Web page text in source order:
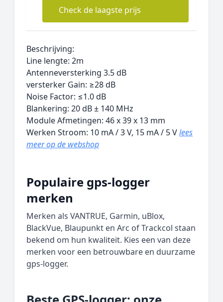
Check de laagste prijs
Beschrijving:
Line lengte: 2m
Antenneversterking 3.5 dB
versterker Gain: ≥28 dB
Noise Factor: ≤1.0 dB
Blankering: 20 dB ± 140 MHz
Module Afmetingen: 46 x 39 x 13 mm
Werken Stroom: 10 mA / 3 V, 15 mA / 5 Vlees
meer op de webshop
Populaire gps-logger
merken
Merken als VANTRUE, Garmin, uBlox,
BlackVue, Blaupunkt en Arc of Trackcol staan
bekend om hun kwaliteit. Kies een van deze
merken voor een betrouwbare en duurzame
gps-logger.